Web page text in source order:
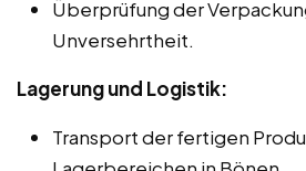
Überprüfung der
Unversehrtheit.
Lagerung und Logistik:
Transport der fertigen